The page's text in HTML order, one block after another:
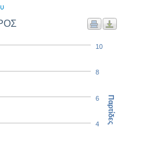
4
6
8
10
Παρτίδες